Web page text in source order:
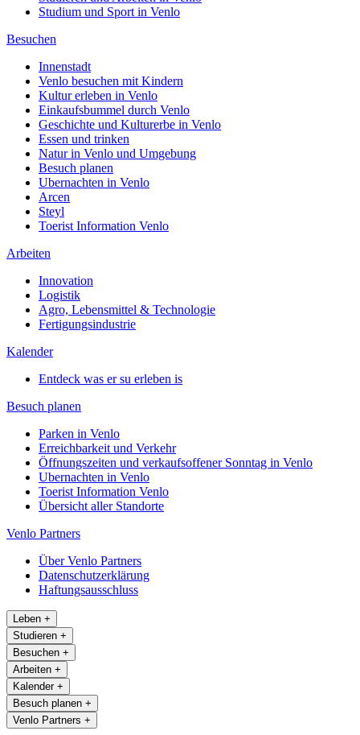
Studium und Sport in Venlo
Besuchen
Innenstadt
Venlo besuchen mit Kindern
Kultur erleben in Venlo
Einkaufsbummel durch Venlo
Geschichte und Kulturerbe in Venlo
Essen und trinken
Natur in Venlo und Umgebung
Besuch planen
Ubernachten in Venlo
Arcen
Steyl
Toerist Information Venlo
Arbeiten
Innovation
Logistik
Agro, Lebensmittel & Technologie
Fertigungsindustrie
Kalender
Entdeck was er su erleben is
Besuch planen
Parken in Venlo
Erreichbarkeit und Verkehr
Öffnungszeiten und verkaufsoffener Sonntag in Venlo
Ubernachten in Venlo
Toerist Information Venlo
Übersicht aller Standorte
Venlo Partners
Über Venlo Partners
Datenschutzerklärung
Haftungsausschluss
Leben +
Studieren +
Besuchen +
Arbeiten +
Kalender +
Besuch planen +
Venlo Partners +